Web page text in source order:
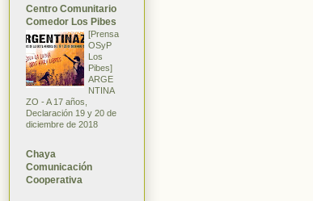
Centro Comunitario
Comedor Los Pibes
[Prensa
OSyP
Los
Pibes]
ARGE
NTINA
ZO - A 17 años,
Declaración 19 y 20 de
diciembre de 2018
Chaya
Comunicación
Cooperativa